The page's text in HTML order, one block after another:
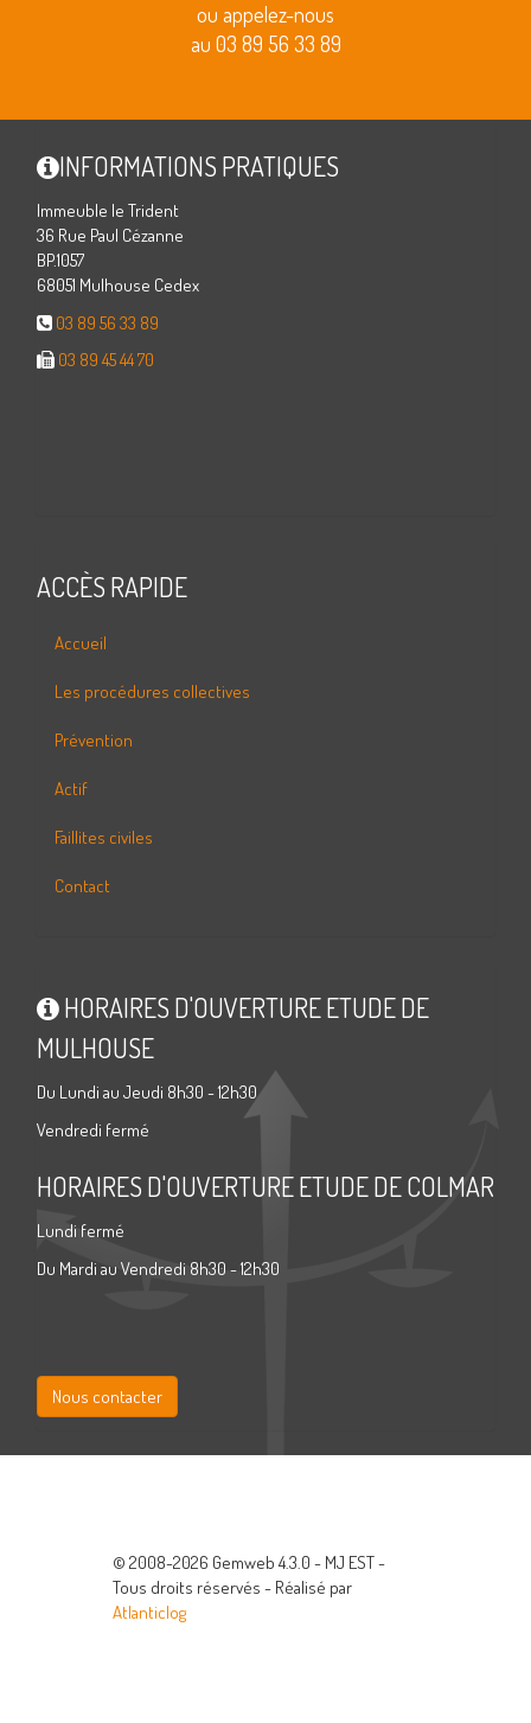
ou appelez-nous
au 03 89 56 33 89
INFORMATIONS PRATIQUES
Immeuble le Trident
36 Rue Paul Cézanne
BP.1057
68051 Mulhouse Cedex
03 89 56 33 89
03 89 45 44 70
ACCÈS RAPIDE
Accueil
Les procédures collectives
Prévention
Actif
Faillites civiles
Contact
HORAIRES D'OUVERTURE ETUDE DE
MULHOUSE
Du Lundi au Jeudi 8h30 - 12h30
Vendredi fermé
HORAIRES D'OUVERTURE ETUDE DE COLMAR
Lundi fermé
Du Mardi au Vendredi 8h30 - 12h30
Nous contacter
© 2008-2026 Gemweb 4.3.0 - MJ EST -
Tous droits réservés - Réalisé par
Atlanticlog